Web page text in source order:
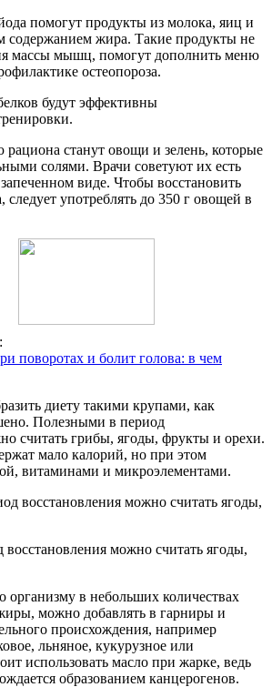
помогут продукты из молока, яиц и
содержанием жира. Такие продукты не
массы мышц, помогут дополнить меню
остеопороза.
будут эффективны
станут овощи и зелень, которые
солями. Врачи советуют их есть
виде. Чтобы восстановить
употреблять до 350 г овощей в
поворотах и болит голова: в чем
диету такими крупами, как
Полезными в период
считать грибы, ягоды, фрукты и орехи.
мало калорий, но при этом
витаминами и микроэлементами.
можно считать ягоды,
организму в небольших количествах
можно добавлять в гарниры и
происхождения, например
льняное, кукурузное или
использовать масло при жарке, ведь
образованием канцерогенов.